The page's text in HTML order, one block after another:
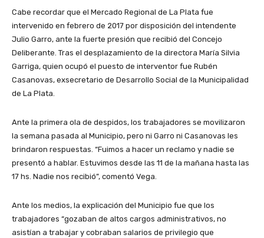
Cabe recordar que el Mercado Regional de La Plata fue
intervenido en febrero de 2017 por disposición del intendente
Julio Garro, ante la fuerte presión que recibió del Concejo
Deliberante. Tras el desplazamiento de la directora María Silvia
Garriga, quien ocupó el puesto de interventor fue Rubén
Casanovas, exsecretario de Desarrollo Social de la Municipalidad
de La Plata.
Ante la primera ola de despidos, los trabajadores se movilizaron
la semana pasada al Municipio, pero ni Garro ni Casanovas les
brindaron respuestas. “Fuimos a hacer un reclamo y nadie se
presentó a hablar. Estuvimos desde las 11 de la mañana hasta las
17 hs. Nadie nos recibió”, comentó Vega.
Ante los medios, la explicación del Municipio fue que los
trabajadores “gozaban de altos cargos administrativos, no
asistían a trabajar y cobraban salarios de privilegio que